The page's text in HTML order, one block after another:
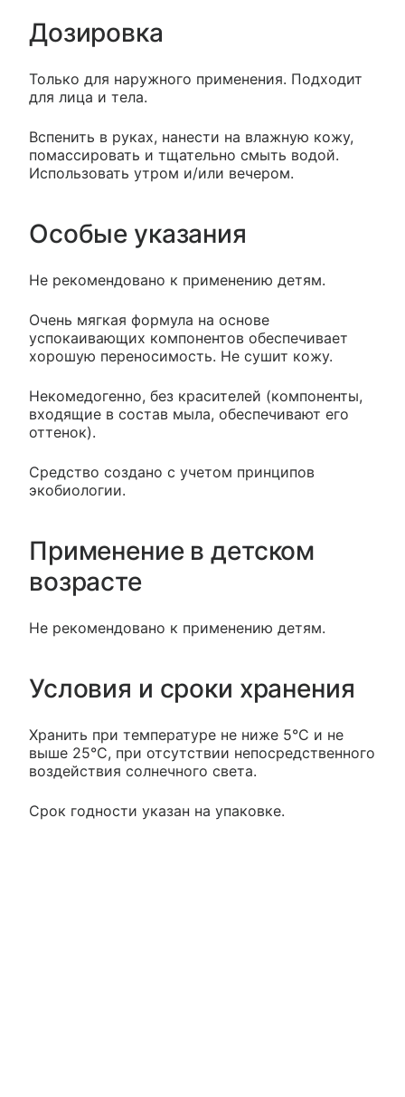
Дозировка
Только для наружного применения. Подходит
для лица и тела.
Вспенить в руках, нанести на влажную кожу,
помассировать и тщательно смыть водой.
Использовать утром и/или вечером.
Особые указания
Не рекомендовано к применению детям.
Очень мягкая формула на основе
успокаивающих компонентов обеспечивает
хорошую переносимость. Не сушит кожу.
Некомедогенно, без красителей (компоненты,
входящие в состав мыла, обеспечивают его
оттенок).
Средство создано с учетом принципов
экобиологии.
Применение в детском
возрасте
Не рекомендовано к применению детям.
Условия и сроки хранения
Хранить при температуре не ниже 5°С и не
выше 25°С, при отсутствии непосредственного
воздействия солнечного света.
Срок годности указан на упаковке.